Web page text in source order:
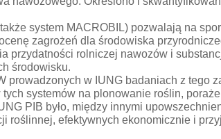
system MACROBIL) pozwalają na
zagrożeń dla środowiska
rolniczej nawozów i
środowisku.
w IUNG badaniach z tego
systemów na plonowanie roślin,
PIB było, między innymi
efektywnych ekonomicznie i